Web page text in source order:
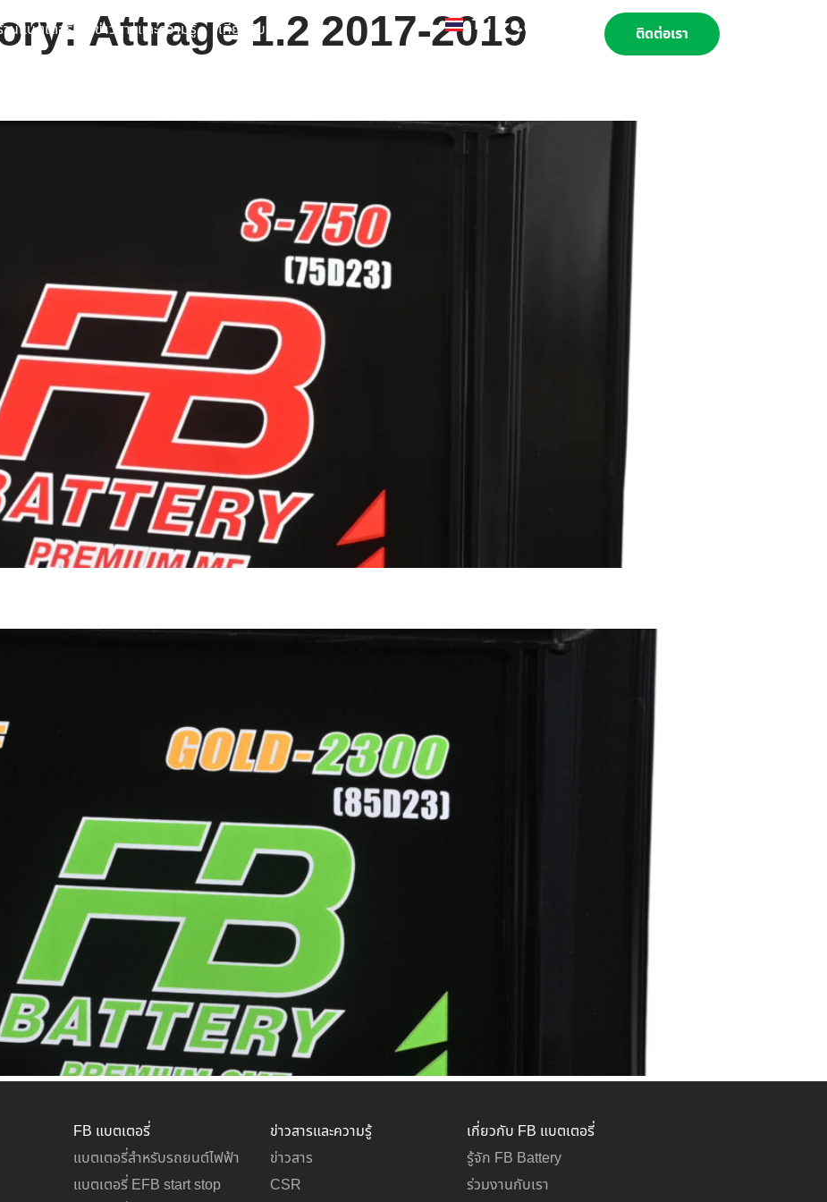
นแบตเตอรี่ ข่าวสารและความรู้ เกี่ยวกับเรา TH
EN 02 269 9009 ติดต่อเรา
Attrage 1.2 2017-2019
FB แบตเตอรี่
แบตเตอรี่สำหรับรถยนต์ไฟฟ้า
แบตเตอรี่ EFB start stop
ข่าวสารและความรู้
ข่าวสาร
CSR
เกี่ยวกับ FB แบตเตอรี่
รู้จัก FB Battery
ร่วมงานกับเรา